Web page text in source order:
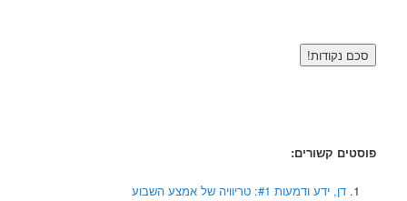
פוסטים קשורים:
דן, ידע ודמעות #1: טריוויה של אמצע השבוע